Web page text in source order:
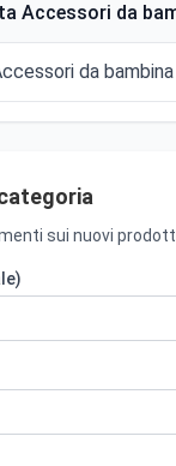
Accessori da
da
sui nuovi